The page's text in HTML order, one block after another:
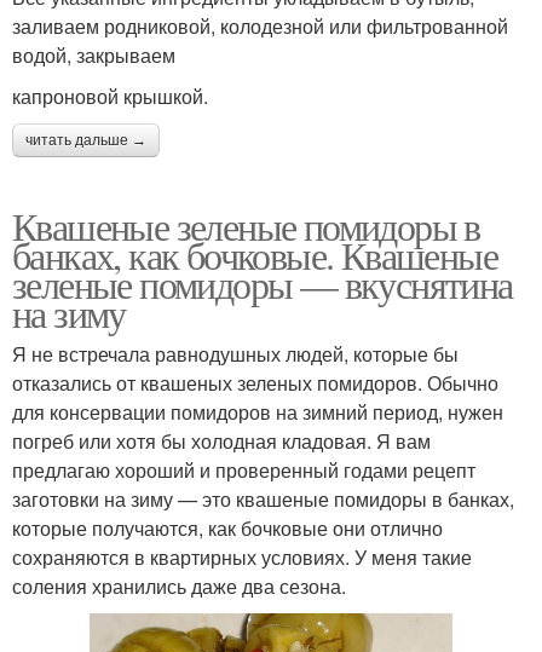
заливаем родниковой, колодезной или фильтрованной
водой, закрываем
капроновой крышкой.
читать дальше →
Квашеные зеленые помидоры в
банках, как бочковые. Квашеные
зеленые помидоры — вкуснятина
на зиму
Я не встречала равнодушных людей, которые бы
отказались от квашеных зеленых помидоров. Обычно
для консервации помидоров на зимний период, нужен
погреб или хотя бы холодная кладовая. Я вам
предлагаю хороший и проверенный годами рецепт
заготовки на зиму — это квашеные помидоры в банках,
которые получаются, как бочковые они отлично
сохраняются в квартирных условиях. У меня такие
соления хранились даже два сезона.